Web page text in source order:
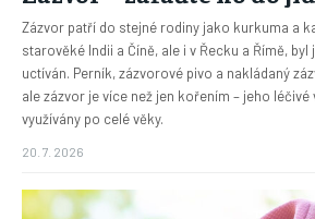
Zázvor patří do stejné rodiny jako kurkuma a
starověké Indii a Číně, ale i v Řecku a Římě,
uctíván. Perník, zázvorové pivo a nakládaný
ale zázvor je více než jen kořením – jeho
využívány po celé věky.
20. 7. 2026